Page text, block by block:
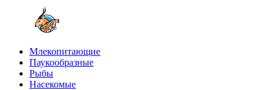
Млекопитающие
Паукообразные
Рыбы
Насекомые